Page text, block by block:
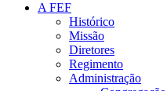
A FEF
Histórico
Missão
Diretores
Regimento
Administração